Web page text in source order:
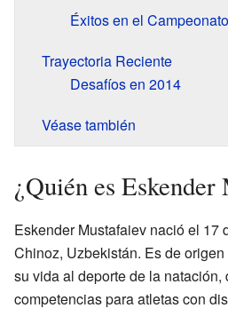
Éxitos en el
Trayectoria Reciente
Desafíos en 2014
Véase también
¿Quién es Eskender
Eskender Mustafaiev nació el 17
Chinoz, Uzbekistán. Es de
su vida al deporte de la natación,
competencias para atletas con